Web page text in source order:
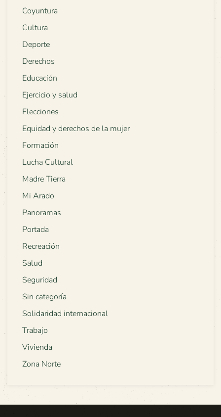
Coyuntura
Cultura
Deporte
Derechos
Educación
Ejercicio y salud
Elecciones
Equidad y derechos de la mujer
Formación
Lucha Cultural
Madre Tierra
Mi Arado
Panoramas
Portada
Recreación
Salud
Seguridad
Sin categoría
Solidaridad internacional
Trabajo
Vivienda
Zona Norte